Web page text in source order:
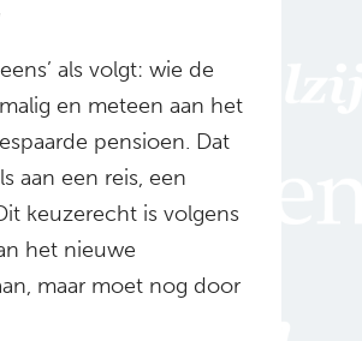
als volgt: wie de
en meteen aan het
pensioen. Dat
aan een reis, een
keuzerecht is volgens
het nieuwe
maar moet nog door